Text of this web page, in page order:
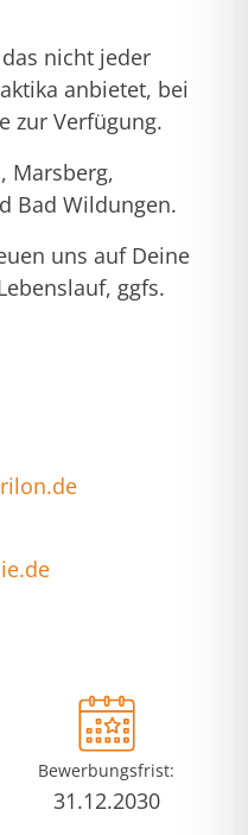
nicht jeder
anbietet, bei
zur Verfügung.
Marsberg,
Bad Wildungen.
uns auf Deine
ggfs.
Bewerbungsfrist:
31.12.2030